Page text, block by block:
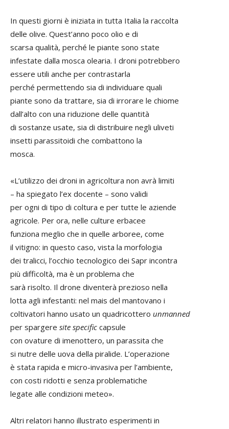
In questi giorni è iniziata in tutta Italia la raccolta
delle olive. Quest’anno poco olio e di
scarsa qualità, perché le piante sono state
infestate dalla mosca olearia. I droni potrebbero
essere utili anche per contrastarla
perché permettendo sia di individuare quali
piante sono da trattare, sia di irrorare le chiome
dall’alto con una riduzione delle quantità
di sostanze usate, sia di distribuire negli uliveti
insetti parassitoidi che combattono la
mosca.
«L’utilizzo dei droni in agricoltura non avrà limiti
– ha spiegato l’ex docente – sono validi
per ogni di tipo di coltura e per tutte le aziende
agricole. Per ora, nelle culture erbacee
funziona meglio che in quelle arboree, come
il vitigno: in questo caso, vista la morfologia
dei tralicci, l’occhio tecnologico dei Sapr incontra
più difficoltà, ma è un problema che
sarà risolto. Il drone diventerà prezioso nella
lotta agli infestanti: nel mais del mantovano i
coltivatori hanno usato un quadricottero unmanned
per spargere site specific capsule
con ovature di imenottero, un parassita che
si nutre delle uova della piralide. L’operazione
è stata rapida e micro-invasiva per l’ambiente,
con costi ridotti e senza problematiche
legate alle condizioni meteo».
Altri relatori hanno illustrato esperimenti in